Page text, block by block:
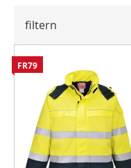
filtern
FR79